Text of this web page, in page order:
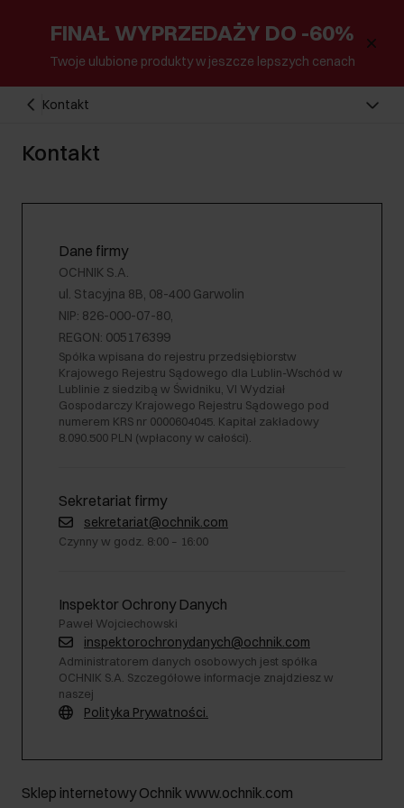
FINAŁ WYPRZEDAŻY DO -60%
Twoje ulubione produkty w jeszcze lepszych cenach
Kontakt
Kontakt
Dane firmy
OCHNIK S.A.
ul. Stacyjna 8B, 08-400 Garwolin
NIP: 826-000-07-80,
REGON: 005176399
Spółka wpisana do rejestru przedsiębiorstw
Krajowego Rejestru Sądowego dla Lublin-Wschód w
Lublinie z siedzibą w Świdniku, VI Wydział
Gospodarczy Krajowego Rejestru Sądowego pod
numerem KRS nr 0000604045. Kapitał zakładowy
8.090.500 PLN (wpłacony w całości).
Sekretariat firmy
sekretariat@ochnik.com
Czynny w godz. 8:00 – 16:00
Inspektor Ochrony Danych
Paweł Wojciechowski
inspektorochronydanych@ochnik.com
Administratorem danych osobowych jest spółka
OCHNIK S.A. Szczegółowe informacje znajdziesz w
naszej
Polityka Prywatności.
Sklep internetowy Ochnik www.ochnik.com